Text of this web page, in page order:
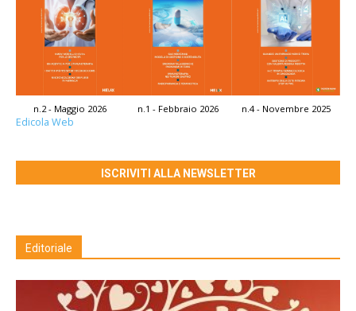
n.2 - Maggio 2026 n.1 - Febbraio 2026 n.4 - Novembre 2025
Edicola Web
ISCRIVITI ALLA NEWSLETTER
Editoriale